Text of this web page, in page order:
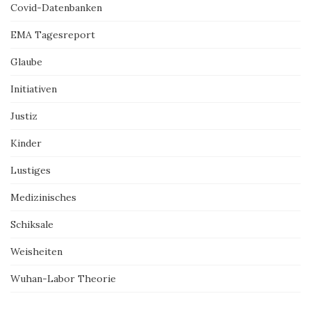
Covid-Datenbanken
EMA Tagesreport
Glaube
Initiativen
Justiz
Kinder
Lustiges
Medizinisches
Schiksale
Weisheiten
Wuhan-Labor Theorie